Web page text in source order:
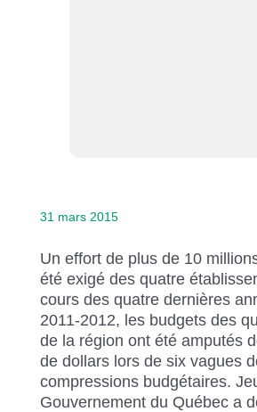
31 mars 2015
Un effort de plus de 10
été exigé des quatre
cours des quatre dernières
2011-2012, les budgets des
de la région ont été amputés
de dollars lors de six vagues
compressions budgétaires.
Gouvernement du Québec a